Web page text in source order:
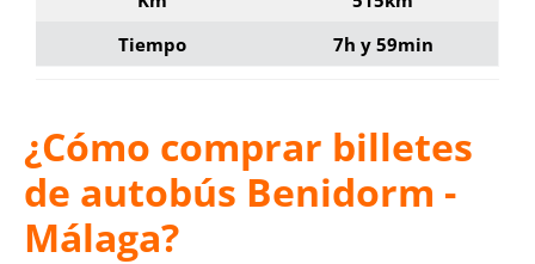
Tiempo
7h y 59min
¿Cómo comprar billetes
de autobús Benidorm -
Málaga?